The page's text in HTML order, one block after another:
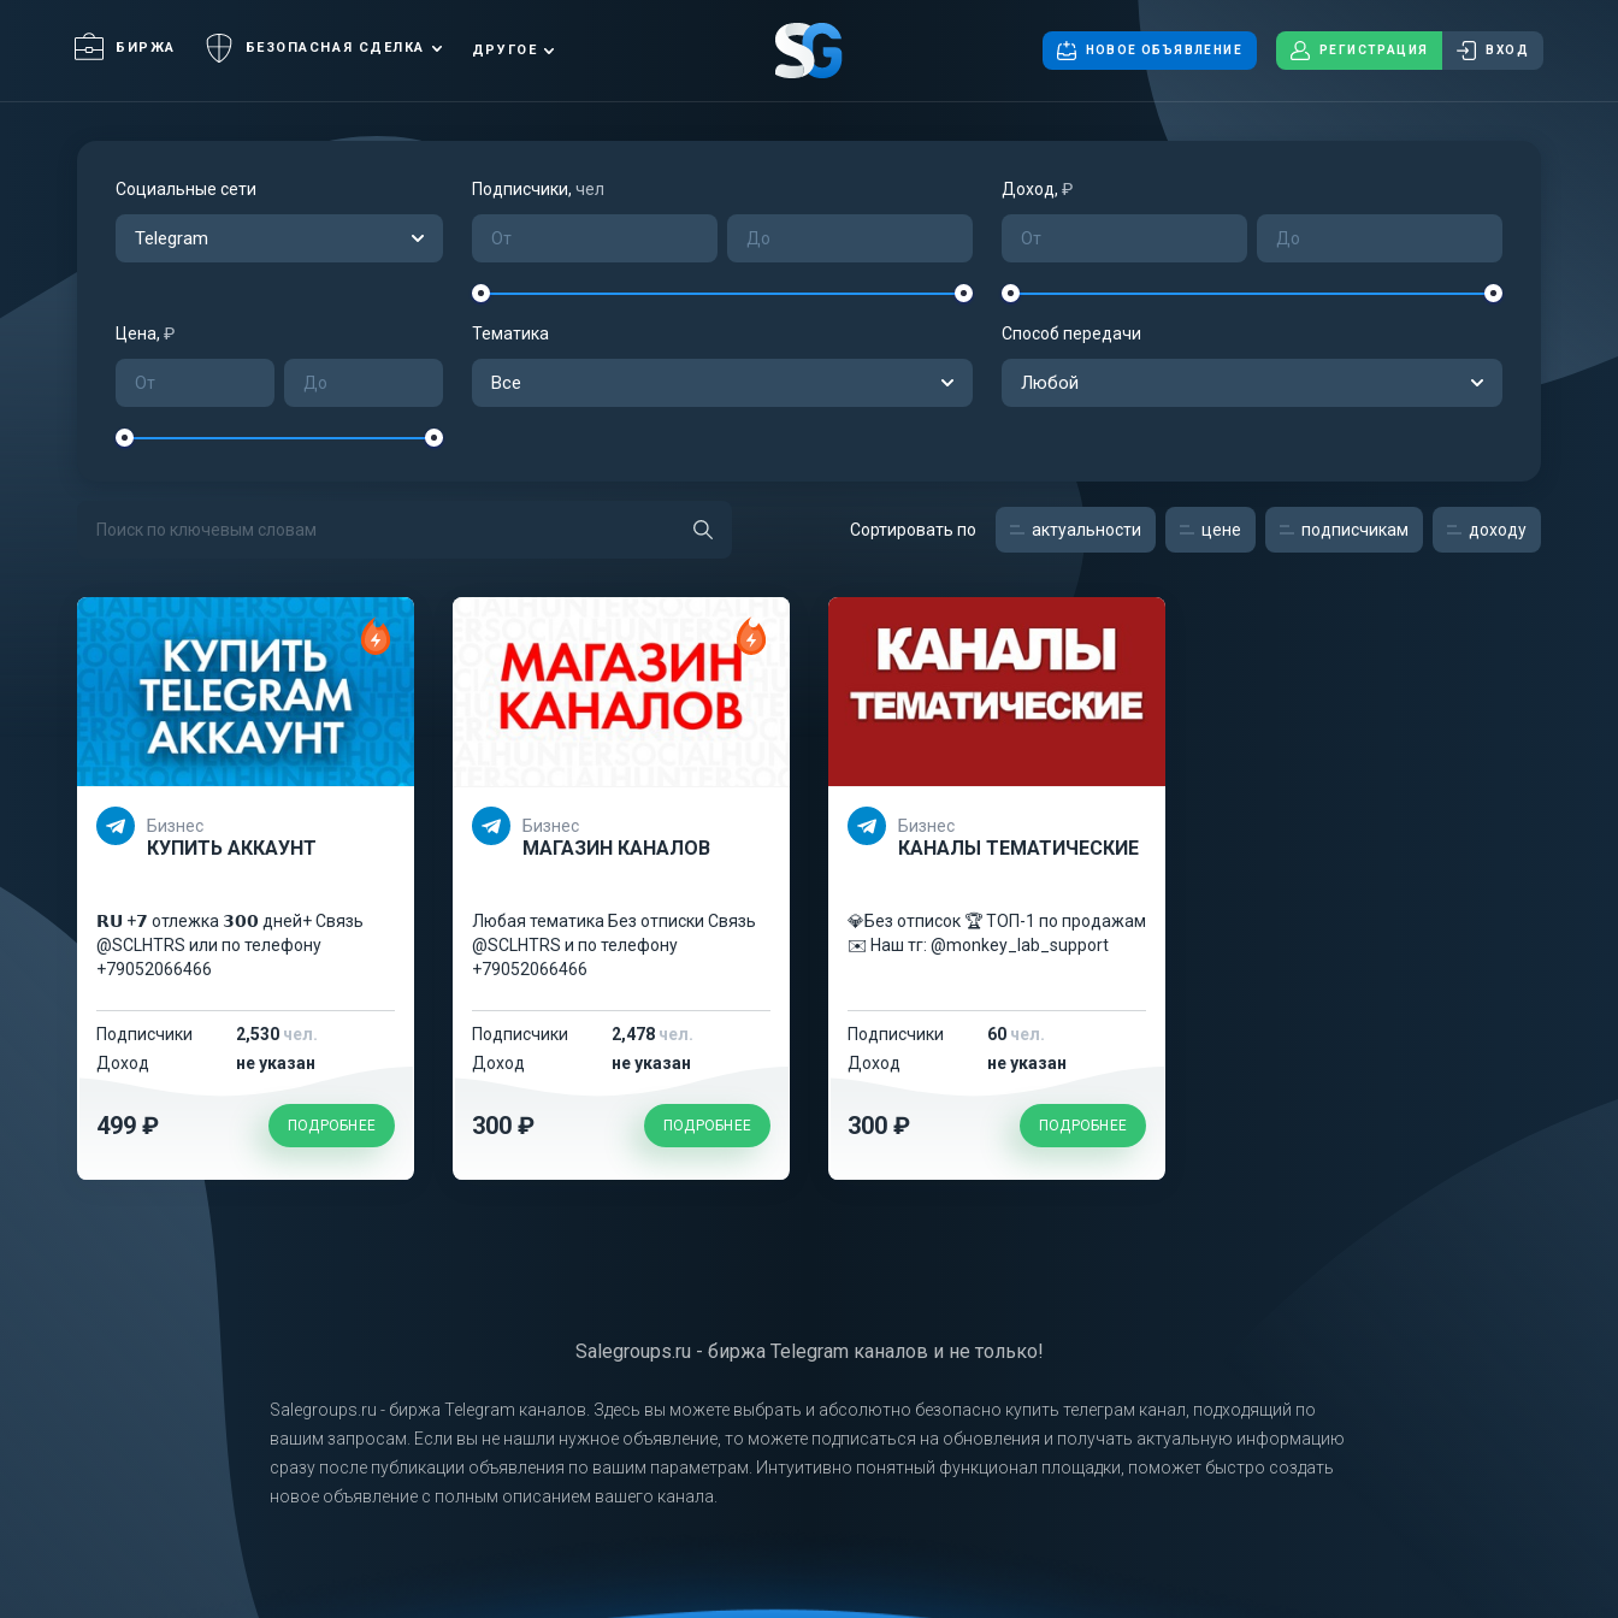
БИРЖА БЕЗОПАСНАЯ СДЕЛКА ДРУГОЕ НОВОЕ ОБЪЯВЛЕНИЕ РЕГИСТРАЦИЯ ВХОД
Социальные сети
Telegram
Подписчики, чел Доход, ₽
Цена, ₽ Тематика
Все
Способ передачи
Любой
Сортировать по актуальности цене подписчикам доходу
Бизнес
КУПИТЬ АККАУНТ
𝗥𝗨 +𝟳 отлежка 𝟯𝟬𝟬 дней+ Связь
@SCLHTRS или по телефону
+79052066466
Подписчики 2,530 чел.
Доход
не указан
499 ₽ ПОДРОБНЕЕ
Бизнес
МАГАЗИН КАНАЛОВ
Любая тематика Без отписки Связь
@SCLHTRS и по телефону
+79052066466
Подписчики 2,478 чел.
Доход
не указан
300 ₽ ПОДРОБНЕЕ
Бизнес
КАНАЛЫ ТЕМАТИЧЕСКИЕ
💎Без отписок 🏆 ТОП-1 по продажам
✉️ Наш тг: @monkey_lab_support
Подписчики 60 чел.
Доход
не указан
300 ₽ ПОДРОБНЕЕ
Salegroups.ru - биржа Telegram каналов и не только!
Salegroups.ru - биржа Telegram каналов. Здесь вы можете выбрать и абсолютно безопасно купить телеграм канал, подходящий по
вашим запросам. Если вы не нашли нужное объявление, то можете подписаться на обновления и получать актуальную информацию
сразу после публикации объявления по вашим параметрам. Интуитивно понятный функционал площадки, поможет быстро создать
новое объявление с полным описанием вашего канала.